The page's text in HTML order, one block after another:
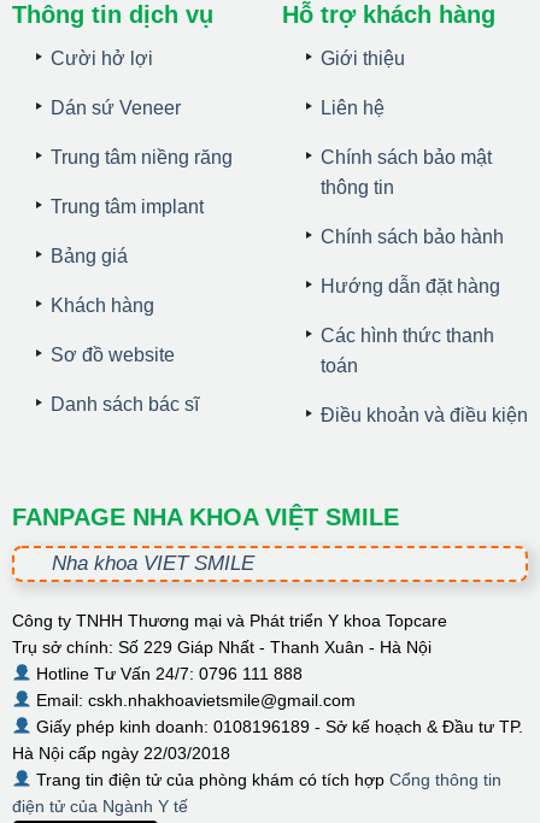
Thông tin dịch vụ
Cười hở lợi
Dán sứ Veneer
Trung tâm niềng răng
Trung tâm implant
Bảng giá
Khách hàng
Sơ đồ website
Danh sách bác sĩ
Hỗ trợ khách hàng
Giới thiệu
Liên hệ
Chính sách bảo mật
thông tin
Chính sách bảo hành
Hướng dẫn đặt hàng
Các hình thức thanh
toán
Điều khoản và điều kiện
FANPAGE NHA KHOA VIỆT SMILE
Nha khoa VIET SMILE
Công ty TNHH Thương mại và Phát triển Y khoa Topcare
Trụ sở chính: Số 229 Giáp Nhất - Thanh Xuân - Hà Nội
Hotline Tư Vấn 24/7: 0796 111 888
Email: cskh.nhakhoavietsmile@gmail.com
Giấy phép kinh doanh: 0108196189 - Sở kế hoạch & Đầu tư TP.
Hà Nội cấp ngày 22/03/2018
Trang tin điện tử của phòng khám có tích hợp Cổng thông tin
điện tử của Ngành Y tế